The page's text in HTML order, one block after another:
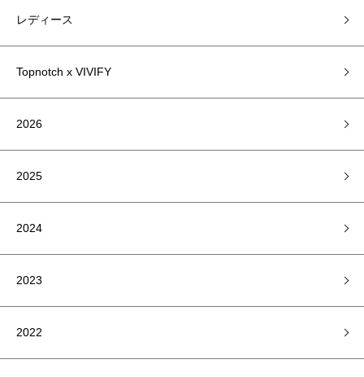
レディース
Topnotch x VIVIFY
2026
2025
2024
2023
2022